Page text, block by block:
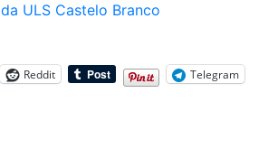
ULS Castelo Branco
Reddit
Telegram